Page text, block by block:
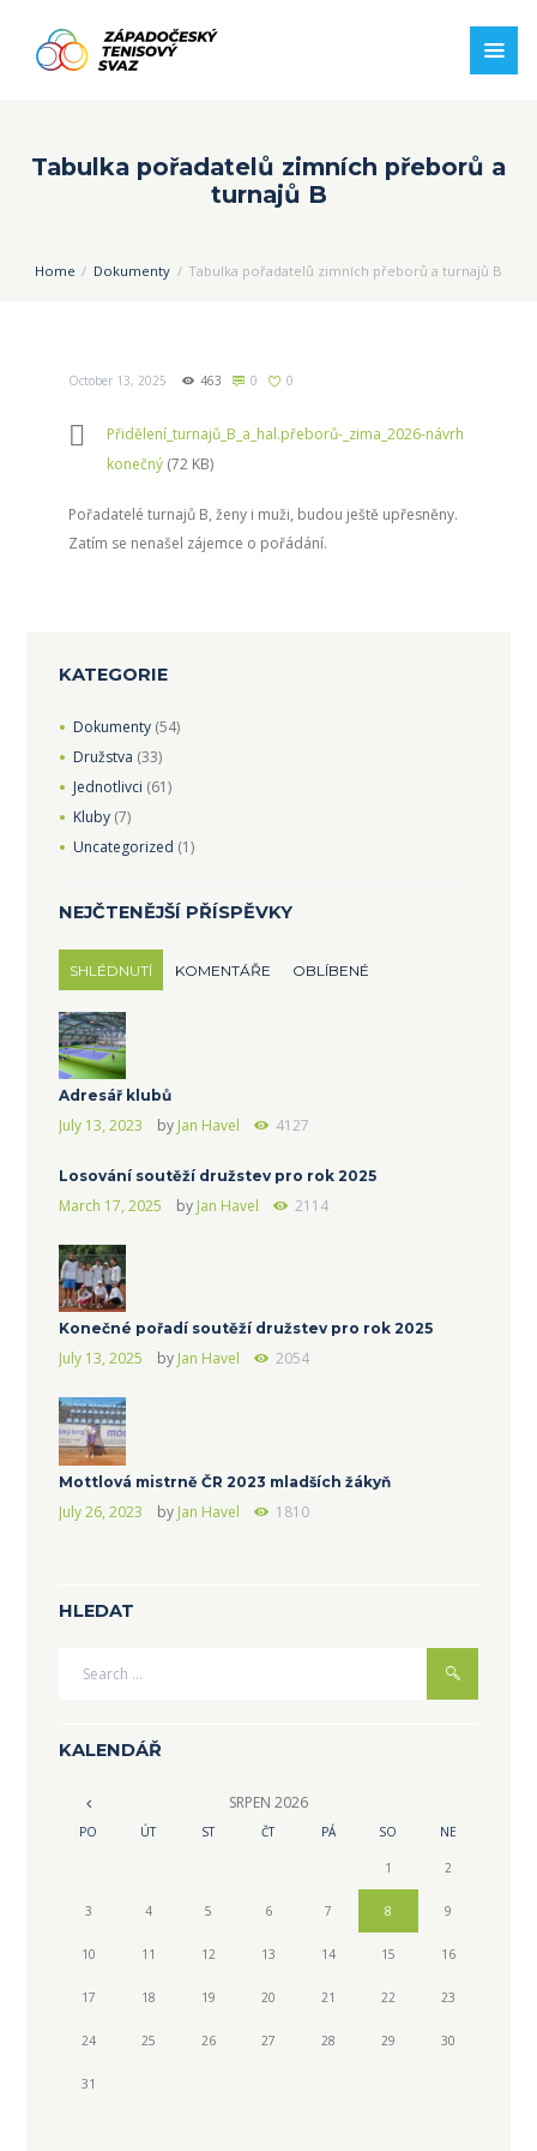
Tabulka pořadatelů zimních přeborů a
turnajů B
Home Dokumenty Tabulka pořadatelů zimních přeborů a turnajů B
October 13, 2025 463 0 0
Přidělení_turnajů_B_a_hal.přeborů-_zima_2026-návrh
konečný(72 KB)
Pořadatelé turnajů B, ženy i muži, budou ještě upřesněny.
Zatím se nenašel zájemce o pořádání.
KATEGORIE
Dokumenty(54)
Družstva (33)
Jednotlivci (61)
Kluby(7)
Uncategorized (1)
NEJČTENĚJŠÍ PŘÍSPĚVKY
SHLÉDNUTÍ KOMENTÁŘE OBLÍBENÉ
Adresář klubů
July 13, 2023 by Jan Havel 4127
Losování soutěží družstev pro rok 2025
March 17, 2025 by Jan Havel 2114
Konečné pořadí soutěží družstev pro rok 2025
July 13, 2025 by Jan Havel 2054
Mottlová mistrně ČR 2023 mladších žákyň
July 26, 2023 by Jan Havel 1810
HLEDAT
KALENDÁŘ
SRPEN 2026
PO ÚT ST ČT PÁ SO NE
1 2
3 4 5 6 7 8 9
10 11 12 13 14 15 16
17 18 19 20 21 22 23
24 25 26 27 28 29 30
31